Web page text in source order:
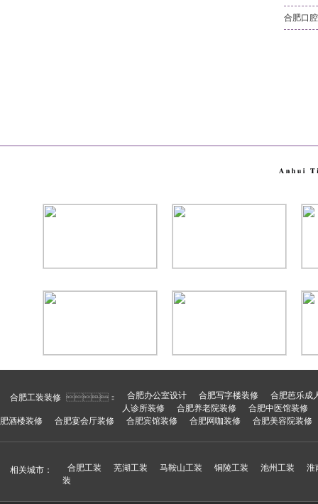
合肥口
合肥工装装修 ： 合肥办公室设计 合肥写字楼装修
合肥芭乐成
人诊所装修
合肥养老院装修
合肥中医馆装修
肥酒楼装修
合肥宴会厅装修 合肥宾馆装修 合肥网咖装修 合肥美容院装修
相关城市： 合肥工装 芜湖工装 马鞍山工装 铜陵工装 池州工装
淮
装